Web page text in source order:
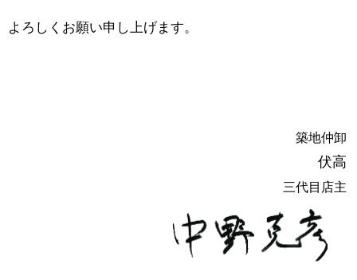
よろしくお願い申し上げます。
築地仲卸
伏高
三代目店主